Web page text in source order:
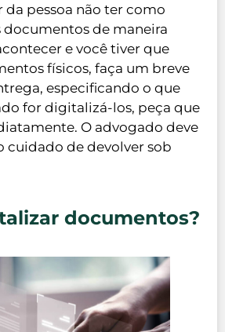
da pessoa não ter como
de maneira
e você tiver que
físicos, faça um breve
especificando o que
for digitalizá-los, peça que
O advogado deve
cuidado de devolver sob
documentos?